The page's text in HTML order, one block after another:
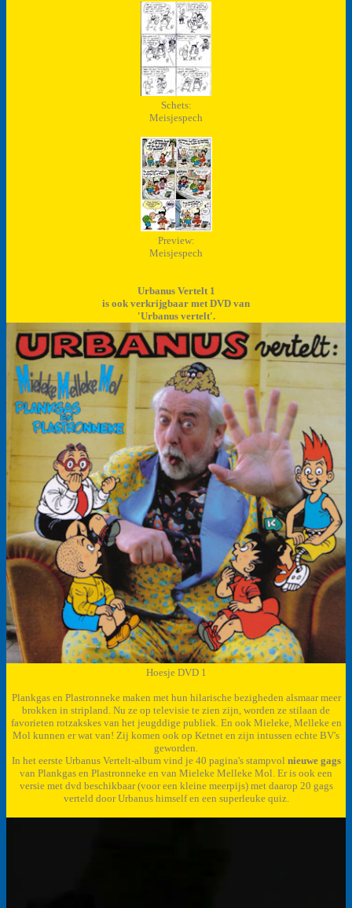
Schets:
Meisjespech
Preview:
Meisjespech
Urbanus Vertelt 1
is ook verkrijgbaar met DVD van
'Urbanus vertelt'.
Hoesje DVD 1
Plankgas en Plastronneke maken met hun hilarische bezigheden alsmaar meer
brokken in stripland. Nu ze op televisie te zien zijn, worden ze stilaan de
favorieten rotzakskes van het jeugddige publiek. En ook Mieleke, Melleke en
Mol kunnen er wat van! Zij komen ook op Ketnet en zijn intussen echte BV's
geworden.
In het eerste Urbanus Vertelt-album vind je 40 pagina's stampvol nieuwe gags
van Plankgas en Plastronneke en van Mieleke Melleke Mol. Er is ook een
versie met dvd beschikbaar (voor een kleine meerpijs) met daarop 20 gags
verteld door Urbanus himself en een superleuke quiz.